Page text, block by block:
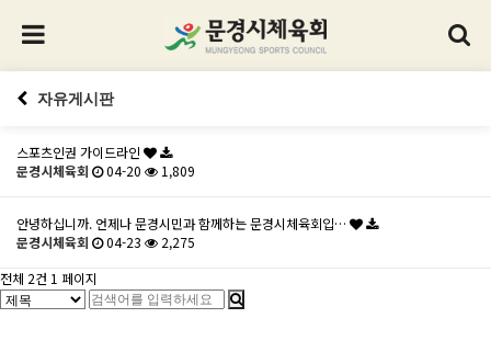
자유게시판
스포츠인권 가이드라인
문경시체육회
04-20 1,809
안녕하십니까. 언제나 문경시민과 함께하는 문경시체육회입…
문경시체육회
04-23
2,275
전체 2건 1 페이지